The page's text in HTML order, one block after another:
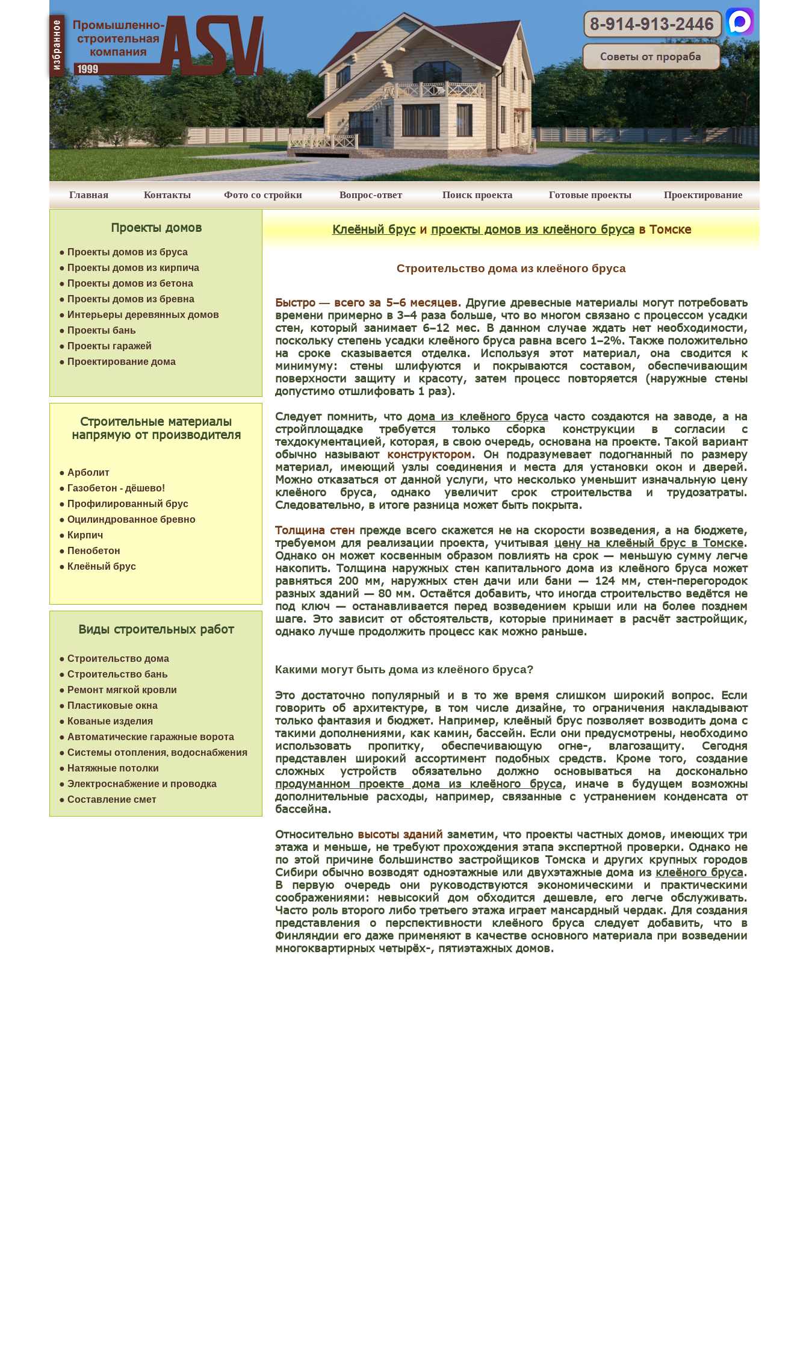
Главная Фото со стройки
Контакты Вопрос-ответ Поиск проекта Готовые проекты Проектирование
Виды строительных работ
● Строительство дома
● Строительство бань
● Ремонт мягкой кровли
● Пластиковые окна
● Кованые изделия
● Автоматические гаражные ворота
● Системы отопления, водоснабжения
● Натяжные потолки
● Электроснабжение и проводка
● Составление смет
Проекты домов
● Проекты домов из бруса
● Проекты домов из кирпича
● Проекты домов из бетона
● Проекты домов из бревна
● Интерьеры деревянных домов
● Проекты бань
● Проекты гаражей
● Проектирование дома
Строительные материалы
напрямую от производителя
● Арболит
● Газобетон - дёшево!
● Профилированный брус
● Оцилиндрованное бревно
● Кирпич
● Пенобетон
● Клеёный брус
Клеёный брусипроекты домов из клеёного брусав Томске
Строительство дома из клеёного бруса
Быстро — всего за 5–6 месяцев. Другие древесные материалы могут потребовать
времени примерно в 3–4 раза больше, что во многом связано с процессом усадки
стен, который занимает 6–12 мес. В данном случае ждать нет необходимости,
поскольку степень усадки клеёного бруса равна всего 1–2%. Также положительно
на сроке сказывается отделка. Используя этот материал, она сводится к
минимуму: стены шлифуются и покрываются составом, обеспечивающим
поверхности защиту и красоту, затем процесс повторяется (наружные стены
допустимо отшлифовать 1 раз).
Следует помнить, что дома из клеёного бруса часто создаются на заводе, а на
стройплощадке требуется только сборка конструкции в согласии с
техдокументацией, которая, в свою очередь, основана на проекте. Такой вариант
обычно называют конструктором. Он подразумевает подогнанный по размеру
материал, имеющий узлы соединения и места для установки окон и дверей.
Можно отказаться от данной услуги, что несколько уменьшит изначальную цену
клеёного бруса, однако увеличит срок строительства и трудозатраты.
Следовательно, в итоге разница может быть покрыта.
Толщина стенпрежде всего скажется не на скорости возведения, а на бюджете,
требуемом для реализации проекта, учитывая цену на клеёный брус в Томске.
Однако он может косвенным образом повлиять на срок — меньшую сумму легче
накопить. Толщина наружных стен капитального дома из клеёного бруса может
равняться 200 мм, наружных стен дачи или бани — 124 мм, стен-перегородок
разных зданий — 80 мм. Остаётся добавить, что иногда строительство ведётся не
под ключ — останавливается перед возведением крыши или на более позднем
шаге. Это зависит от обстоятельств, которые принимает в расчёт застройщик,
однако лучше продолжить процесс как можно раньше.
Какими могут быть дома из клеёного бруса?
Это достаточно популярный и в то же время слишком широкий вопрос. Если
говорить об архитектуре, в том числе дизайне, то ограничения накладывают
только фантазия и бюджет. Например, клеёный брус позволяет возводить дома с
такими дополнениями, как камин, бассейн. Если они предусмотрены, необходимо
использовать пропитку, обеспечивающую огне-, влагозащиту. Сегодня
представлен широкий ассортимент подобных средств. Кроме того, создание
сложных устройств обязательно должно основываться на досконально
продуманном проекте дома из клеёного бруса, иначе в будущем возможны
дополнительные расходы, например, связанные с устранением конденсата от
бассейна.
Относительно высоты зданий заметим, что проекты частных домов, имеющих три
этажа и меньше, не требуют прохождения этапа экспертной проверки. Однако не
по этой причине большинство застройщиков Томска и других крупных городов
Сибири обычно возводят одноэтажные или двухэтажные дома из клеёного бруса.
В первую очередь они руководствуются экономическими и практическими
соображениями: невысокий дом обходится дешевле, его легче обслуживать.
Часто роль второго либо третьего этажа играет мансардный чердак. Для создания
представления о перспективности клеёного бруса следует добавить, что в
Финляндии его даже применяют в качестве основного материала при возведении
многоквартирных четырёх-, пятиэтажных домов.